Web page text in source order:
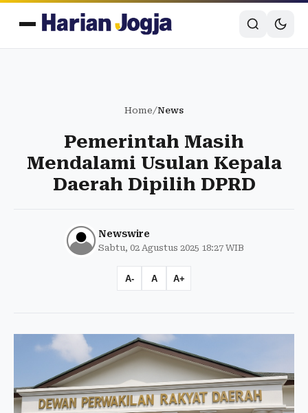
Home/News
Pemerintah Masih
Mendalami Usulan Kepala
Daerah Dipilih DPRD
Newswire
Sabtu, 02 Agustus 2025 18:27 WIB
A- A A+